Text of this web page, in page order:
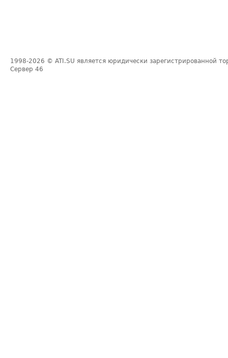
1998-2026 © ATI.SU является юридически зарегистрированной
Сервер 46